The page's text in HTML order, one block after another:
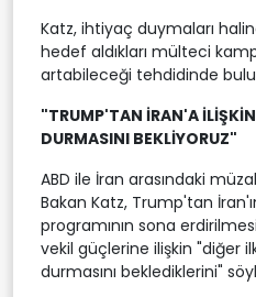
Katz, ihtiyaç duymaları
hedef aldıkları mülteci
artabileceği tehdidinde
"TRUMP'TAN İRAN'A
DURMASINI BEKLİYORUZ"
ABD ile İran arasındaki
Bakan Katz, Trump'tan
programının sona
vekil güçlerine ilişkin "diğer
durmasını beklediklerini"